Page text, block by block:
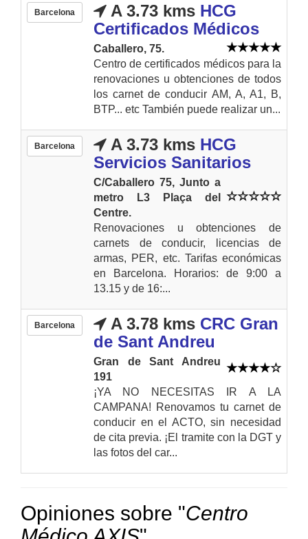
Barcelona A 3.73 kms HCG
Certificados Médicos
Caballero, 75.
Centro de certificados médicos para la
renovaciones u obtenciones de todos
los carnet de conducir AM, A, A1, B,
BTP... etc También puede realizar un...
Barcelona A 3.73 kms HCG
Servicios Sanitarios
C/Caballero 75, Junto a
metro L3 Plaça del
Centre.
Renovaciones u obtenciones de
carnets de conducir, licencias de
armas, PER, etc. Tarifas económicas
en Barcelona. Horarios: de 9:00 a
13.15 y de 16:...
Barcelona A 3.78 kms CRC Gran
de Sant Andreu
Gran de Sant Andreu
191
¡YA NO NECESITAS IR A LA
CAMPANA! Renovamos tu carnet de
conducir en el ACTO, sin necesidad
de cita previa. ¡El tramite con la DGT y
las fotos del car...
Opiniones sobre "Centro